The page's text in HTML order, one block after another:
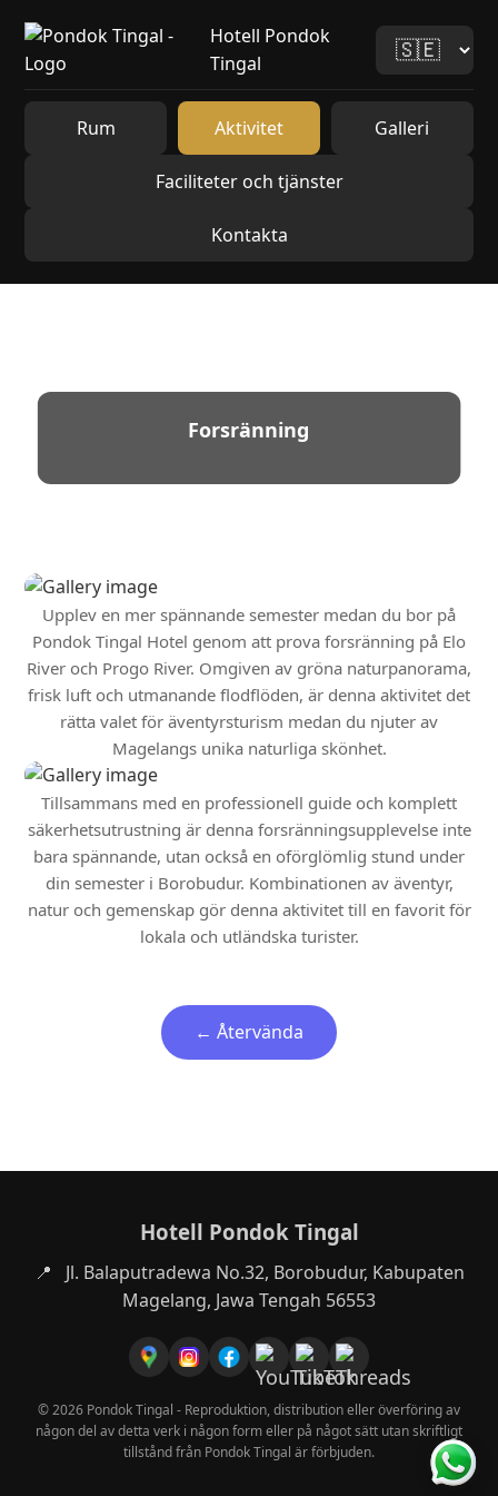
Hotell Pondok
Tingal
Rum Aktivitet Galleri
Faciliteter och tjänster
Kontakta
Forsränning
Upplev en mer spännande semester medan du bor på
Pondok Tingal Hotel genom att prova forsränning på Elo
River och Progo River. Omgiven av gröna naturpanorama,
frisk luft och utmanande flodflöden, är denna aktivitet det
rätta valet för äventyrsturism medan du njuter av
Magelangs unika naturliga skönhet.
Tillsammans med en professionell guide och komplett
säkerhetsutrustning är denna forsränningsupplevelse inte
bara spännande, utan också en oförglömlig stund under
din semester i Borobudur. Kombinationen av äventyr,
natur och gemenskap gör denna aktivitet till en favorit för
lokala och utländska turister.
← Återvända
Hotell Pondok Tingal
📍
Jl. Balaputradewa No.32, Borobudur, Kabupaten
Magelang, Jawa Tengah 56553
© 2026 Pondok Tingal - Reproduktion, distribution eller överföring av
någon del av detta verk i någon form eller på något sätt utan skriftligt
tillstånd från Pondok Tingal är förbjuden.